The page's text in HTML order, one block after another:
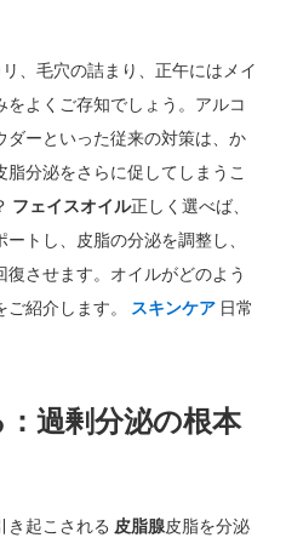
、毛穴の詰まり、正午にはメイ
よくご存知でしょう。アルコ
ダーといった従来の対策は、か
分泌をさらに促してしまうこ
フェイスオイル正しく選べば、
トし、皮脂の分泌を調整し、
させます。オイルがどのよう
紹介します。 スキンケア日常
過剰分泌の根本
き起こされる 皮脂腺皮脂を分泌